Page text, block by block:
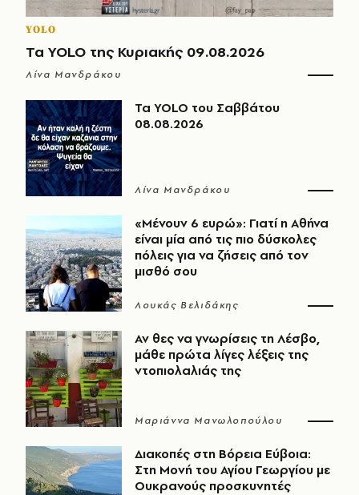
YOLO
Τα YOLO της Κυριακής 09.08.2026
Λίνα Μανδράκου
Τα YOLO του Σαββάτου
08.08.2026
Λίνα Μανδράκου
«Μένουν 6 ευρώ»: Γιατί η Αθήνα
είναι μία από τις πιο δύσκολες
πόλεις για να ζήσεις από τον
μισθό σου
Λουκάς Βελιδάκης
Αν θες να γνωρίσεις τη Λέσβο,
μάθε πρώτα λίγες λέξεις της
ντοπιολαλιάς της
Μαριάννα Μανωλοπούλου
Διακοπές στη Βόρεια Εύβοια:
Στη Μονή του Αγίου Γεωργίου με
Ουκρανούς προσκυνητές